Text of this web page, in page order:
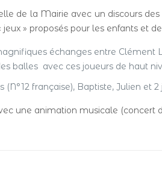
de la Mairie avec un discours
» proposés pour les enfants et
échanges entre
balles avec ces joueurs de haut
française), Baptiste, Julien et
une animation musicale (concert